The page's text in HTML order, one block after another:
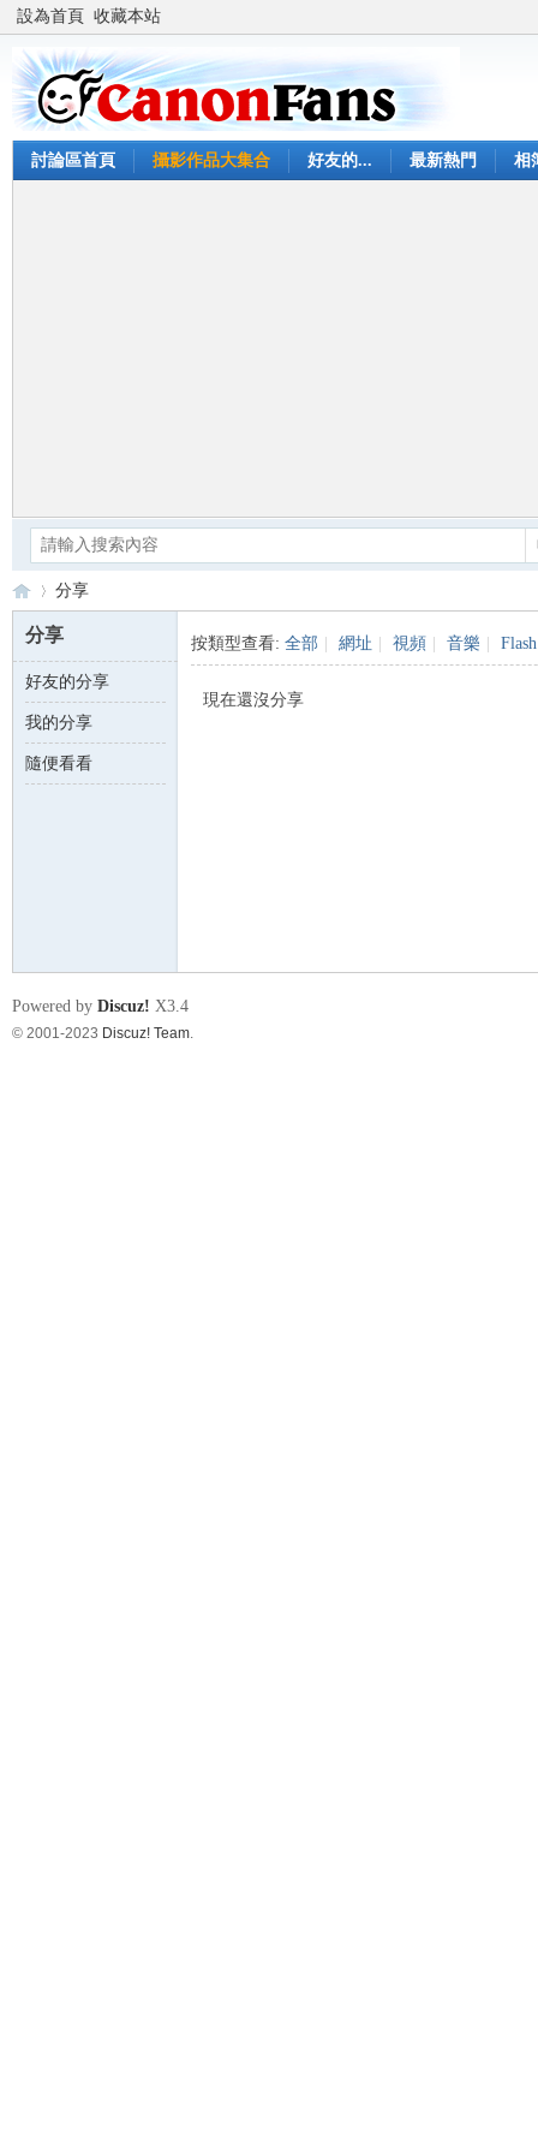
設為首頁 收藏本站
討論區首頁 攝影作品大集合 好友的... 最新熱門 相
Ca›
分享
分享
好友的分享
我的分享
隨便看看
按類型查看: 全部 網址 視頻 音樂 Flash
現在還沒分享
Powered by Discuz! X3.4
© 2001-2023 Discuz! Team.